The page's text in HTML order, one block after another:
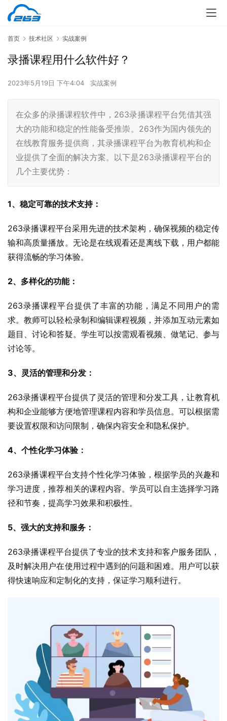
首页 技术社区 实战案例
录播课程用什么软件好？
2023年5月19日 下午4:04 实战案例
在众多的录播课程软件中，263录播课程平台凭借其强
大的功能和稳定的性能备受推崇。263作为国内领先的
在线教育服务提供商，其录播课程平台为教育机构和企
业提供了全面的解决方案。以下是263录播课程平台的
几个主要优势：
1、稳定可靠的技术支持：
263录播课程平台采用先进的技术架构，确保视频的稳定传
输和高质量播放。无论是在线观看还是离线下载，用户都能
获得流畅的学习体验。
2、多样化的功能：
263录播课程平台提供了丰富的功能，满足不同用户的需
求。教师可以轻松录制和编辑课程视频，并添加互动元素如
题目、讨论和答疑。学生可以按需观看视频、做笔记、参与
讨论等。
3、灵活的管理和分发：
263录播课程平台提供了灵活的管理和分发工具，让教育机
构和企业能够方便地管理课程内容和学员信息。可以根据需
要设置权限和访问限制，确保内容安全和隐私保护。
4、个性化学习体验：
263录播课程平台支持个性化学习体验，根据学员的兴趣和
学习进度，推荐相关的课程内容。学员可以自主选择学习路
径和节奏，提高学习效果和积极性。
5、强大的支持和服务：
263录播课程平台提供了专业的技术支持和客户服务团队，
及时解决用户在使用过程中遇到的问题和困难。用户可以获
得快速响应和定制化的支持，保证学习顺利进行。